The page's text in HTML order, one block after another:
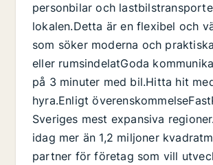
personbilar och
lokalen.Detta är en flexibel och
som söker moderna och
eller rumsindelatGoda
på 3 minuter med bil.Hitta hit
hyra.Enligt
Sveriges mest expansiva
idag mer än 1,2 miljoner
partner för företag som vill